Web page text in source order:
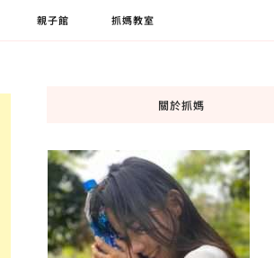
親子館 抓媽教室
關於抓媽